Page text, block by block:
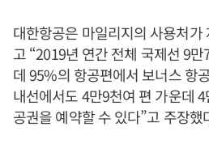
대한항공은 마일리지의 사용처
고 “2019년 연간 전체 국제선 9
데 95%의 항공편에서 보너스 항
내선에서도 4만9천여 편 가운데
공권을 예약할 수 있다”고 주장했